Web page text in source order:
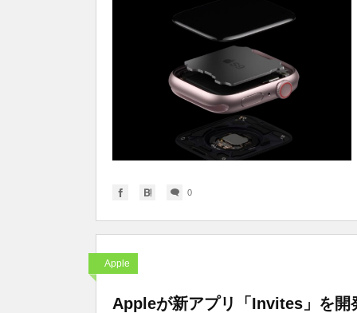
0
Apple
Appleが新アプリ「Invites」を開